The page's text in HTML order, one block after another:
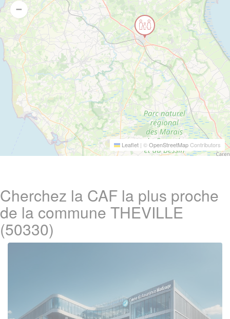
Leaflet | ©OpenStreetMapContributors
Cherchez la CAF la plus proche
de la commune THEVILLE
(50330)